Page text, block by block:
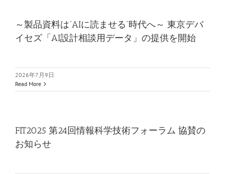
～製品資料は“AIに読ませる”時代へ～ 東京デバ
イセズ「AI設計相談用データ」の提供を開始
2026年7月9日
Read More
FIT2025 第24回情報科学技術フォーラム 協賛の
お知らせ